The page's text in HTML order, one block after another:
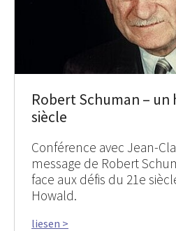
Robert Schuman – un
siècle
Conférence avec Jean-
message de Robert
face aux défis du 21e
Howald.
liesen >